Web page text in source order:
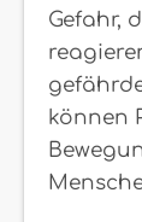
Gefahr,
können